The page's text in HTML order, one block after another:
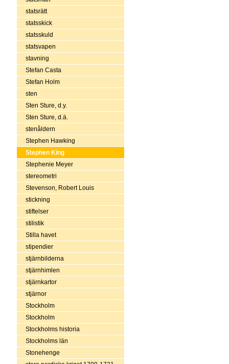
statsrätt
statsskick
statsskuld
statsvapen
stavning
Stefan Casta
Stefan Holm
sten
Sten Sture, d.y.
Sten Sture, d.ä.
stenåldern
Stephen Hawking
Stephen King
Stephenie Meyer
stereometri
Stevenson, Robert Louis
stickning
stiftelser
stilistik
Stilla havet
stipendier
stjärnbilderna
stjärnhimlen
stjärnkartor
stjärnor
Stockholm
Stockholm
Stockholms historia
Stockholms län
Stonehenge